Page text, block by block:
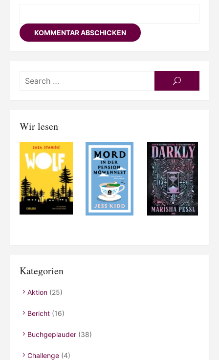
SEARCH
Wir lesen
Kategorien
Aktion (25)
Bericht (16)
Buchgeplauder (38)
Challenge (4)